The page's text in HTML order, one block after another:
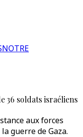
NOTRE
36 soldats israéliens
aux forces
guerre de Gaza.